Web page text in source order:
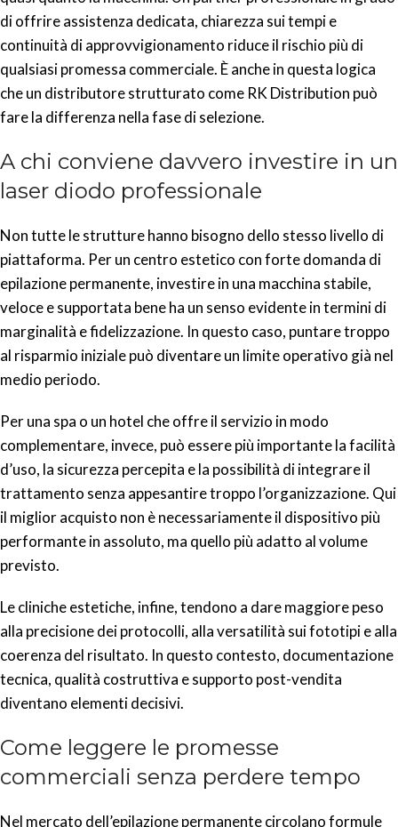
di offrire assistenza dedicata, chiarezza sui tempi e
continuità di approvvigionamento riduce il rischio più di
qualsiasi promessa commerciale. È anche in questa logica
che un distributore strutturato come RK Distribution può
fare la differenza nella fase di selezione.
A chi conviene davvero investire in un
laser diodo professionale
Non tutte le strutture hanno bisogno dello stesso livello di
piattaforma. Per un centro estetico con forte domanda di
epilazione permanente, investire in una macchina stabile,
veloce e supportata bene ha un senso evidente in termini di
marginalità e fidelizzazione. In questo caso, puntare troppo
al risparmio iniziale può diventare un limite operativo già nel
medio periodo.
Per una spa o un hotel che offre il servizio in modo
complementare, invece, può essere più importante la facilità
d’uso, la sicurezza percepita e la possibilità di integrare il
trattamento senza appesantire troppo l’organizzazione. Qui
il miglior acquisto non è necessariamente il dispositivo più
performante in assoluto, ma quello più adatto al volume
previsto.
Le cliniche estetiche, infine, tendono a dare maggiore peso
alla precisione dei protocolli, alla versatilità sui fototipi e alla
coerenza del risultato. In questo contesto, documentazione
tecnica, qualità costruttiva e supporto post-vendita
diventano elementi decisivi.
Come leggere le promesse
commerciali senza perdere tempo
Nel mercato dell’epilazione permanente circolano formule